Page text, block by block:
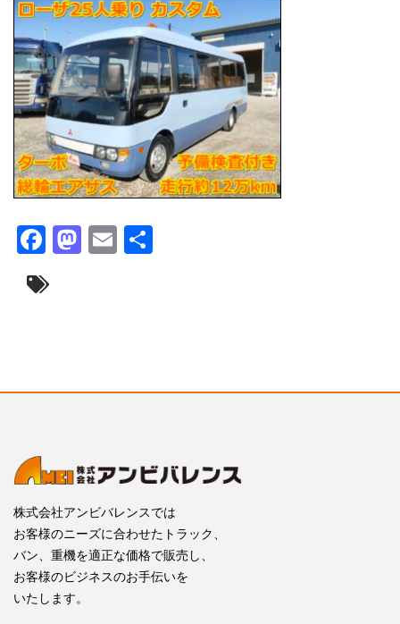
Facebook
Mastodon
Email
株式会社アンビバレンスでは
お客様のニーズに合わせたトラック、
バン、重機を適正な価格で販売し、
お客様のビジネスのお手伝いを
いたします。